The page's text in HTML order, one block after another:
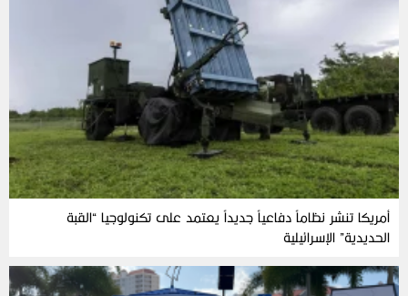
أمريكا تنشر نظاماً دفاعياً جديداً يعتمد على تكنولوجيا “القبة
الحديدية” الإسرائيلية